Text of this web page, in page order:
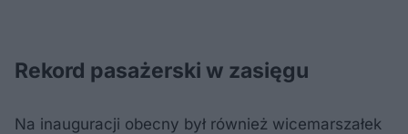
Rekord pasażerski w zasięgu
Na inauguracji obecny był również wicemarszałek